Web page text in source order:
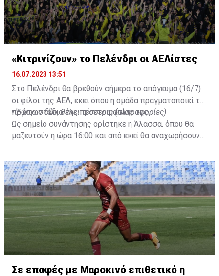
«Κιτρινίζουν» το Πελένδρι οι ΑΕΛίστες
16.07.2023 13:51
Στο Πελένδρι θα βρεθούν σήμερα το απόγευμα (16/7)
οι φίλοι της ΑΕΛ, εκεί όπου η ομάδα πραγματοποιεί το
πρώτο στάδιο της προετοιμασίας της.
•Έφυγαν δύο, θέλει τέσσερις (πληροφορίες)
Ως σημείο συνάντησης ορίστηκε η Άλασσα, όπου θα
μαζευτούν η ώρα 16:00 και από εκεί θα αναχωρήσουν
της ομάδας.
Σε επαφές με Μαροκινό επιθετικό η